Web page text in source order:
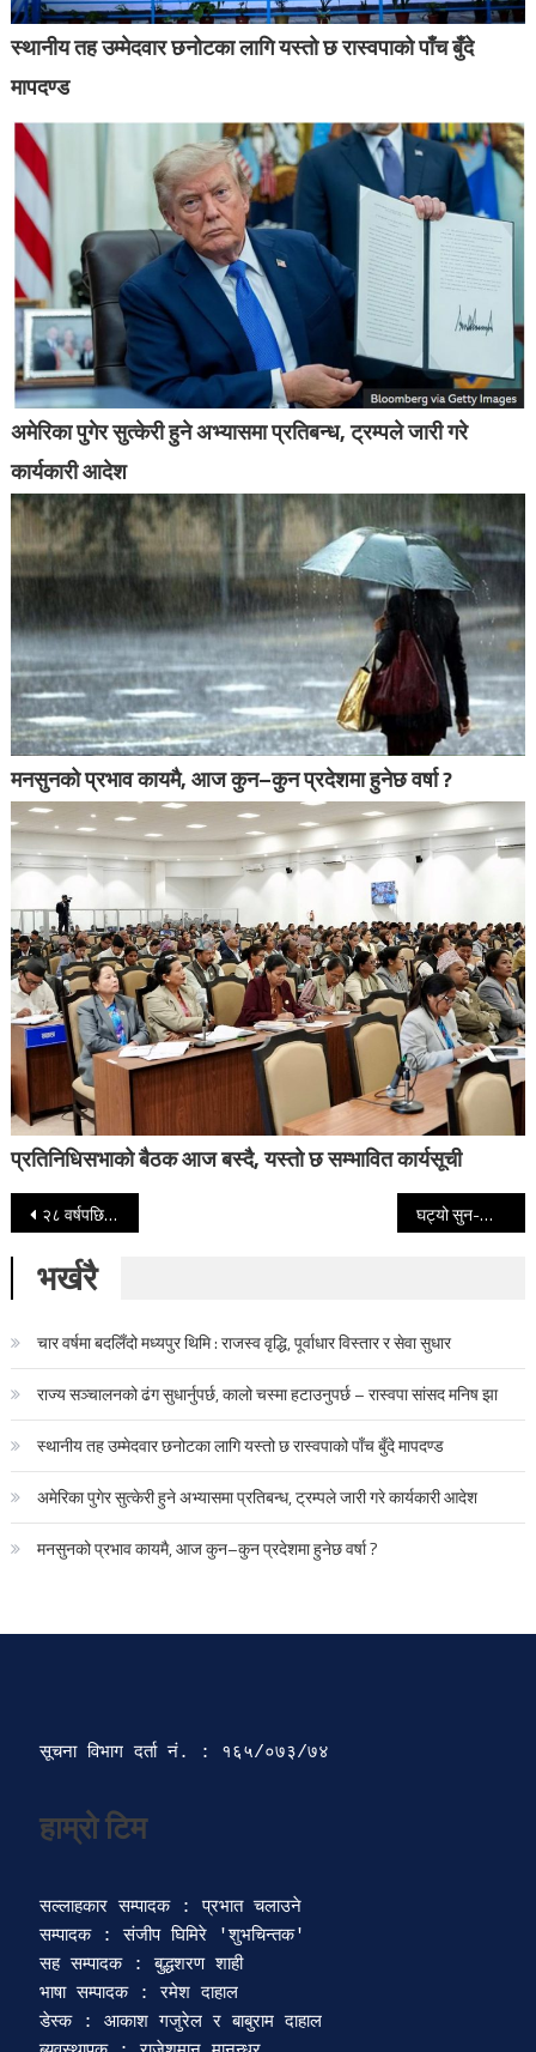
स्थानीय तह उम्मेदवार छनोटका लागि यस्तो छ रास्वपाको पाँच बुँदे
मापदण्ड
अमेरिका पुगेर सुत्केरी हुने अभ्यासमा प्रतिबन्ध, ट्रम्पले जारी गरे
कार्यकारी आदेश
मनसुनको प्रभाव कायमै, आज कुन–कुन प्रदेशमा हुनेछ वर्षा ?
प्रतिनिधिसभाको बैठक आज बस्दै, यस्तो छ सम्भावित कार्यसूची
Post navigation
२८ वर्षपछि विश्वकप खेलेको नर्वे नकआउट चरणमा प्रवेश घट्यो सुन-चाँदीको भाउ, आज कतिमा हुँदैछ किनबेच?
भर्खरै
चार वर्षमा बदलिँदो मध्यपुर थिमि : राजस्व वृद्धि, पूर्वाधार विस्तार र सेवा सुधार
राज्य सञ्चालनको ढंग सुधार्नुपर्छ, कालो चस्मा हटाउनुपर्छ – रास्वपा सांसद मनिष झा
स्थानीय तह उम्मेदवार छनोटका लागि यस्तो छ रास्वपाको पाँच बुँदे मापदण्ड
अमेरिका पुगेर सुत्केरी हुने अभ्यासमा प्रतिबन्ध, ट्रम्पले जारी गरे कार्यकारी आदेश
मनसुनको प्रभाव कायमै, आज कुन–कुन प्रदेशमा हुनेछ वर्षा ?
सूचना विभाग दर्ता‍ नं. : १६५/०७३/७४
हाम्रो टिम
सल्लाहकार सम्पादक : प्रभात चलाउने
सम्पादक : संजीप घिमिरे 'शुभचिन्तक'
सह सम्पादक : बुद्धशरण शाही
भाषा सम्पादक : रमेश दाहाल
डेस्क : आकाश गजुरेल र बाबुराम दाहाल